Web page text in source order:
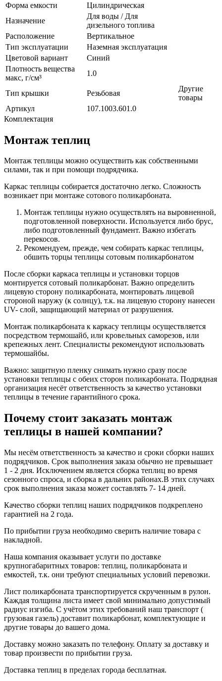
Форма емкости
Цилиндрическая
Назначение
Для воды / Для
дизельного топлива
Расположение
Вертикальное
Тип эксплуатации
Наземная эксплуатация
Цветовой вариант
Синий
Плотность вещества
макс, г/см³
1.0
Тип крышки Резьбовая
Другие
товары
Артикул
107.1003.601.0
Комплектация
Монтаж теплиц
Монтаж теплицы можно осуществить как собственными
силами, так и при помощи подрядчика.
Каркас теплицы собирается достаточно легко. Сложность
возникает при монтаже сотового поликарбоната.
Монтаж теплицы нужно осуществлять на выровненной,
подготовленной поверхности. Используется либо брус,
либо подготовленный фундамент. Важно избегать
перекосов.
Рекомендуем, прежде, чем собирать каркас теплицы,
обшить торцы теплицы сотовым поликарбонатом
После сборки каркаса теплицы и установки торцов
монтируется сотовый поликарбонат. Важно определить
лицевую сторону поликарбоната, монтировать лицевой
стороной наружу (к солнцу), т.к. на лицевую сторону нанесен
UV- слой, защищающий материал от разрушения.
Монтаж поликарбоната к каркасу теплицы осуществляется
посредством термошайб, или кровельных саморезов, или
крепежных лент. Специалисты рекомендуют использовать
термошайбы.
Важно: защитную пленку снимать нужно сразу после
установки теплицы с обеих сторон поликарбоната. Подрядная
организация несёт ответственность за качество установки
теплицы в течение гарантийного срока.
Почему стоит заказать монтаж
теплицы в нашей компании?
Мы несём ответственность за качество и сроки сборки наших
подрядчиков. Срок выполнения заказа обычно не превышает
1 - 2 дня. Исключением является сборка теплиц во время
сезонного спроса, и сборка в дальних районах.В этих случаях
срок выполнения заказа может составлять 7- 14 дней.
Качество сборки теплиц наших подрядчиков подкреплено
гарантией на 2 года.
По прибытии груза необходимо сверить наличие товара с
накладной.
Наша компания оказывает услуги по доставке
крупногабаритных товаров: теплиц, поликарбоната и
емкостей, т.к. они требуют специальных условий перевозки.
Лист поликарбоната транспортируется скрученным в рулон.
Каждая толщина листа имеет свой минимально допустимый
радиус изгиба. С учётом этих требований наш транспорт (
грузовая газель) доставит поликарбонат, комплектующие и
другие товары до вашего дома.
Доставку можно заказать по телефону. Оплату за доставку и
товар произвести по прибытии груза.
Доставка теплиц в пределах города бесплатная.